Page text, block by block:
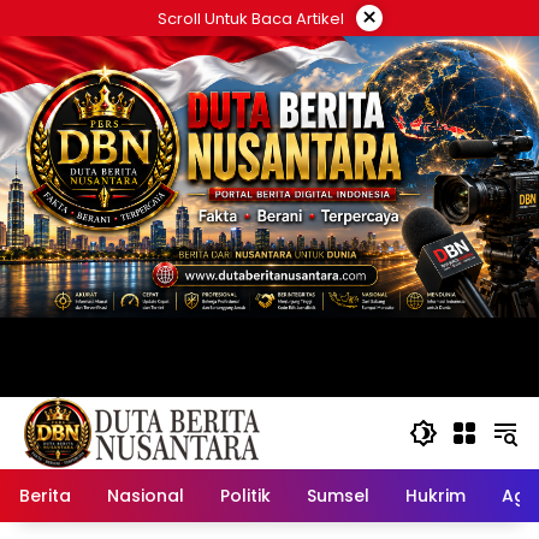
ke
konten
Scroll Untuk Baca Artikel ×
Berita Nasional Politik Sumsel Hukrim